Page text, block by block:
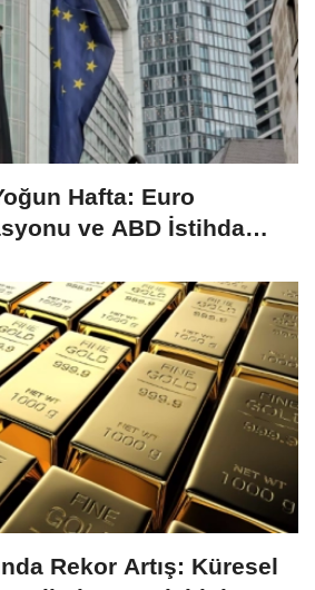
Hafta: Euro
ve ABD İstihdam
Rekor Artış: Küresel